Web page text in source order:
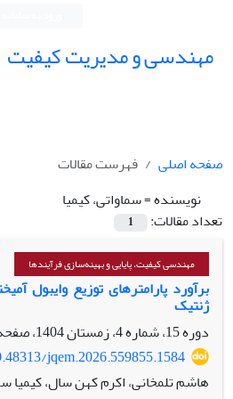
مهندسی و مدیریت کیفیت
صفحه اصلی
فهرست مقالات
نویسنده =سماواتی، کیمیا
تعداد مقالات:
1
مهندسی کیفیت، پایایی و بهینه‌سازی فرآیندها
برآورد پارامترهای توزیع وایبول
ژنتیک
دوره 15، شماره 4، زمستان 1404، صفحه
jqem.2026.559855.1584
هاشم تلمخانی، اکرم کهن سال، کیمیا